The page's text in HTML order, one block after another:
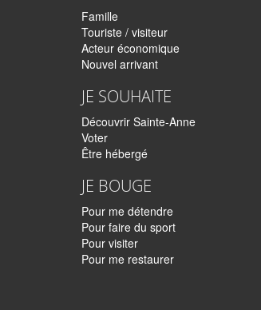
Famille
Touriste / visiteur
Acteur économique
Nouvel arrivant
JE SOUHAITE
Découvrir Sainte-Anne
Voter
Être hébergé
JE BOUGE
Pour me détendre
Pour faire du sport
Pour visiter
Pour me restaurer